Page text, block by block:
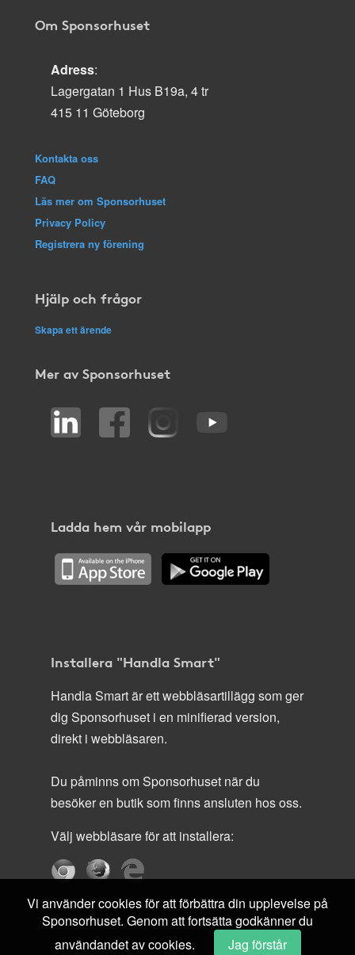
Om Sponsorhuset
Adress:
Lagergatan 1 Hus B19a, 4 tr
415 11 Göteborg
Kontakta oss
FAQ
Läs mer om Sponsorhuset
Privacy Policy
Registrera ny förening
Hjälp och frågor
Skapa ett ärende
Mer av Sponsorhuset
Ladda hem vår mobilapp
Installera "Handla Smart"
Handla Smart är ett webbläsartillägg som ger
dig Sponsorhuset i en minifierad version,
direkt i webbläsaren.
Du påminns om Sponsorhuset när du
besöker en butik som finns ansluten hos oss.
Välj webbläsare för att installera:
Vi använder cookies för att förbättra din upplevelse på
Sponsorhuset. Genom att fortsätta godkänner du
användandet av cookies.
Jag förstår